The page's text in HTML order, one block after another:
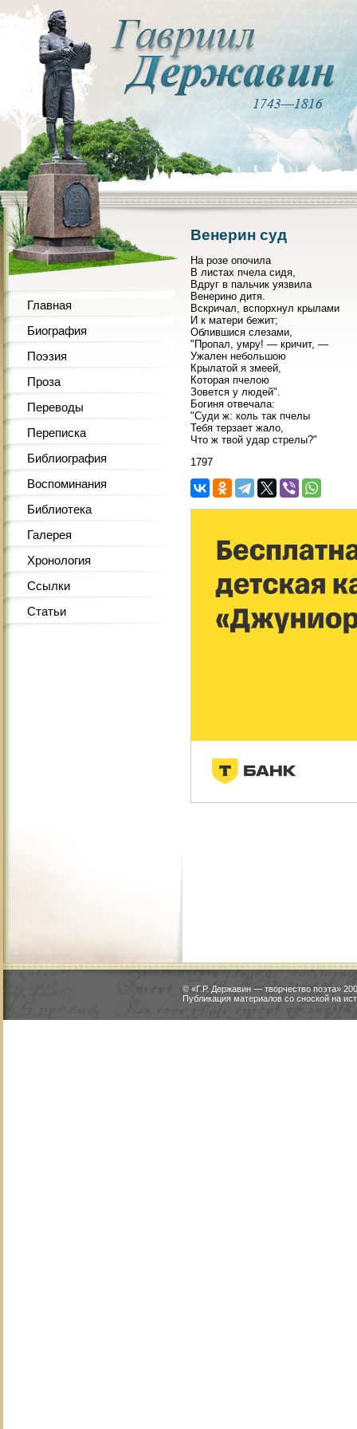
Главная
Биография
Поэзия
Проза
Переводы
Переписка
Библиография
Воспоминания
Библиотека
Галерея
Хронология
Ссылки
Статьи
Венерин суд
На розе опочила
В листах пчела сидя,
Вдруг в пальчик уязвила
Венерино дитя.
Вскричал, вспорхнул крылами
И к матери бежит;
Облившися слезами,
"Пропал, умру! — кричит, —
Ужален небольшою
Крылатой я змеей,
Которая пчелою
Зовется у людей".
Богиня отвечала:
"Суди ж: коль так пчелы
Тебя терзает жало,
Что ж твой удар стрелы?"
1797
© «Г.Р. Державин — творчество поэта»
Публикация материалов со сноской на